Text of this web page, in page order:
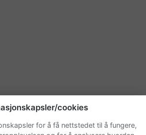
cookies
for å få nettstedet til å fungere,